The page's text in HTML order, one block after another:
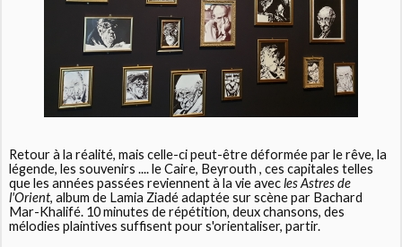
Retour à la réalité, mais celle-ci peut-être déformée par le rêve, la
légende, les souvenirs .... le Caire, Beyrouth , ces capitales telles
que les années passées reviennent à la vie avecles Astres de
l'Orient, album de Lamia Ziadé adaptée sur scène par Bachard
Mar-Khalifé. 10 minutes de répétition, deux chansons, des
mélodies plaintives suffisent pour s'orientaliser, partir.